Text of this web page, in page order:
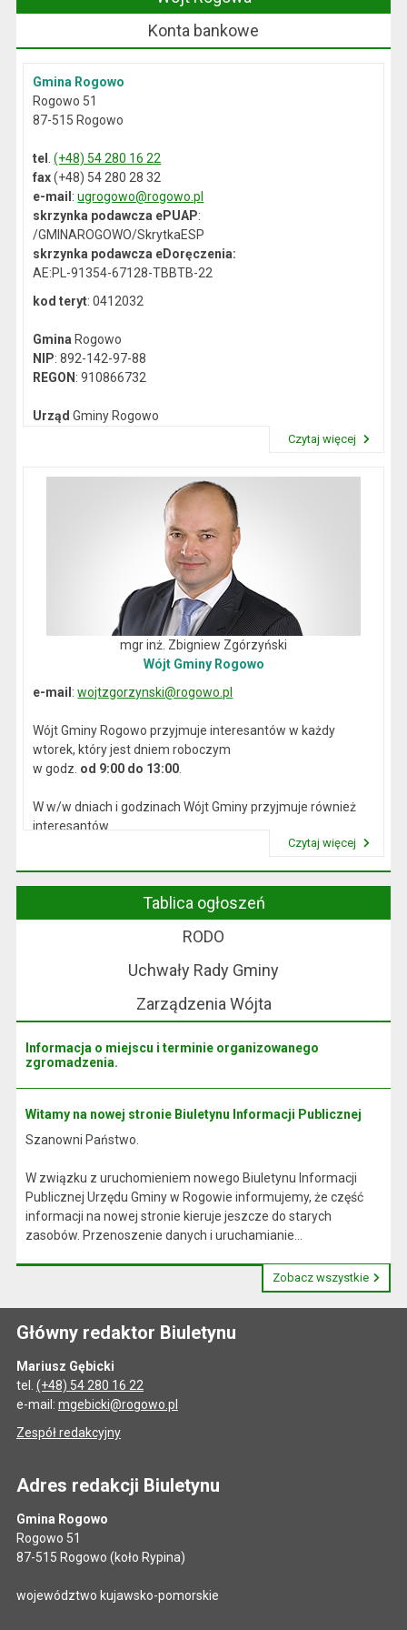
Konta bankowe
Gmina Rogowo
Rogowo 51
87-515 Rogowo
tel .(+48) 54 280 16 22
fax(+48) 54 280 28 32
e-mail :ugrogowo@rogowo.pl
skrzynka podawcza ePUAP:
/GMINAROGOWO/SkrytkaESP
skrzynka podawcza eDoręczenia:
AE:PL-91354-67128-TBBTB-22
kod teryt: 0412032
Gmina Rogowo
NIP: 892-142-97-88
REGON : 910866732
Urząd Gminy Rogowo
Czytaj więcej
mgr inż. Zbigniew Zgórzyński
Wójt Gminy Rogowo
e-mail :wojtzgorzynski@rogowo.pl
Wójt Gminy Rogowo przyjmuje interesantów w każdy
wtorek, który jest dniem roboczym
w godz. od 9:00 do 13:00
W w/w dniach i godzinach Wójt Gminy przyjmuje również
interesantów
Czytaj więcej
Tablica ogłoszeń
RODO
Uchwały Rady Gminy
Zarządzenia Wójta
Informacja o miejscu i terminie organizowanego
zgromadzenia.
Witamy na nowej stronie Biuletynu Informacji Publicznej
Szanowni Państwo.
W związku z uruchomieniem nowego Biuletynu Informacji
Publicznej Urzędu Gminy w Rogowie informujemy, że część
informacji na nowej stronie kieruje jeszcze do starych
zasobów. Przenoszenie danych i uruchamianie...
Zobacz wszystkie
Główny redaktor Biuletynu
Mariusz Gębicki
tel. (+48) 54 280 16 22
e-mail: mgebicki@rogowo.pl
Zespół redakcyjny
Adres redakcji Biuletynu
Gmina Rogowo
Rogowo 51
87-515 Rogowo (koło Rypina)
województwo kujawsko-pomorskie